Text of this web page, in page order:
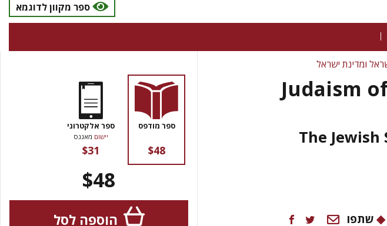
ספר מקוון לדוגמא
ומדינת ישראל
Judaism
The
שתפו
ספר מודפס
$48
ספר אלקטרוני
יישום מאגנס
$31
$48
הוספה לסל